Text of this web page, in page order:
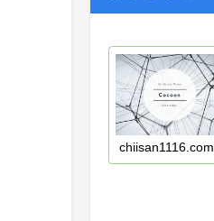
chiisan1116.com